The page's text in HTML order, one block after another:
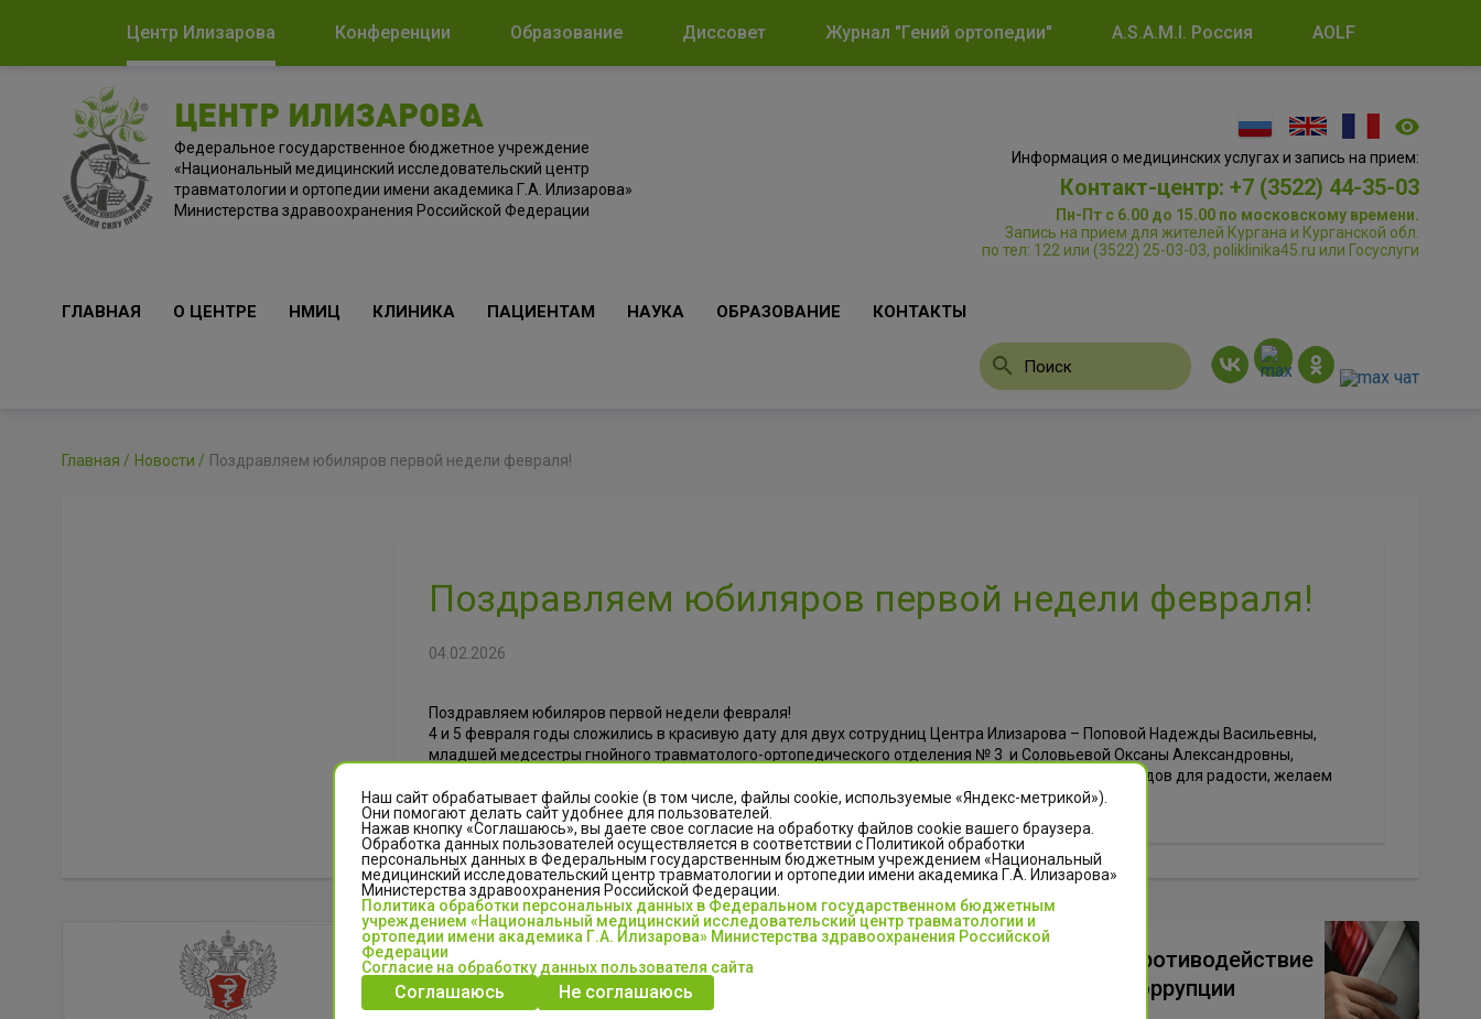
Центр Илизарова Конференции Образование Диссовет Журнал "Гений ортопедии" A.S.A.M.I. Россия AOLF
ЦЕНТР ИЛИЗАРОВА
Федеральное государственное бюджетное учреждение
«Национальный медицинский исследовательский центр
травматологии и ортопедии имени академика Г.А. Илизарова»
Министерства здравоохранения Российской Федерации
Информация о медицинских услугах и запись на прием:
Контакт-центр: +7 (3522) 44-35-03
Пн-Пт с 6.00 до 15.00 по московскому времени.
Запись на прием для жителей Кургана и Курганской обл.
по тел: 122 или (3522) 25-03-03, poliklinika45.ru или Госуслуги
ГЛАВНАЯ О ЦЕНТРЕ НМИЦ КЛИНИКА ПАЦИЕНТАМ НАУКА ОБРАЗОВАНИЕ КОНТАКТЫ
Главная Новости Поздравляем юбиляров первой недели февраля!
Поздравляем юбиляров первой недели февраля!
04.02.2026
Поздравляем юбиляров первой недели февраля!
4 и 5 февраля годы сложились в красивую дату для двух сотрудниц Центра Илизарова – Поповой Надежды Васильевны,
младшей медсестры гнойного травматолого-ортопедического отделения № 3 и Соловьевой Оксаны Александровны,
младшей медсестры отделения анестезиологии и реанимации. Пусть в жизни будет больше поводов для радости, желаем
процветания во всех начинаниях, тепла и уюта в доме.
Отзывы
Противодействие
коррупции
Наш сайт обрабатывает файлы cookie (в том числе, файлы cookie, используемые «Яндекс-метрикой»).
Они помогают делать сайт удобнее для пользователей.
Нажав кнопку «Соглашаюсь», вы даете свое согласие на обработку файлов cookie вашего браузера.
Обработка данных пользователей осуществляется в соответствии с Политикой обработки
персональных данных в Федеральным государственным бюджетным учреждением «Национальный
медицинский исследовательский центр травматологии и ортопедии имени академика Г.А. Илизарова»
Министерства здравоохранения Российской Федерации.
Политика обработки персональных данных в Федеральном государственном бюджетным
учреждением «Национальный медицинский исследовательский центр травматологии и
ортопедии имени академика Г.А. Илизарова» Министерства здравоохранения Российской
Федерации
Согласие на обработку данных пользователя сайта
Соглашаюсь Не соглашаюсь